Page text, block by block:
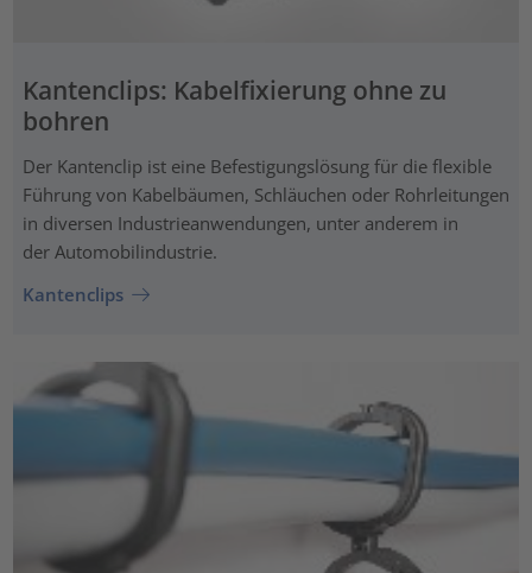
Kantenclips: Kabelfixierung ohne zu
bohren
Der Kantenclip ist eine Befestigungslösung für die flexible
Führung von Kabelbäumen, Schläuchen oder Rohrleitungen
in diversen Industrieanwendungen, unter anderem in
der Automobilindustrie.
Kantenclips